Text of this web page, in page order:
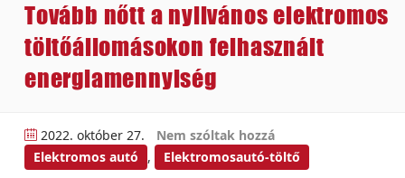
Tovább nőtt a nyilvános elektromos
töltőállomásokon felhasznált
energiamennyiség
2022. október 27.
Nem szóltak hozzá
Elektromos autó
, Elektromosautó-töltő